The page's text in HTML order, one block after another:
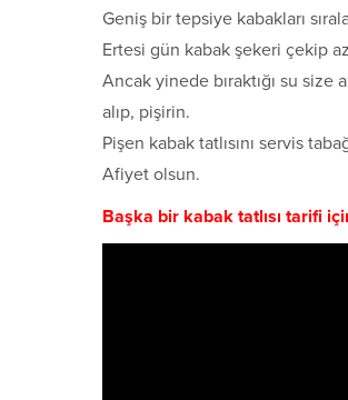
Geniş bir tepsiye kabakları
Ertesi gün kabak şekeri çekip
Ancak yinede bıraktığı su size
alıp, pişirin.
Pişen kabak tatlısını servis
Afiyet olsun.
Başka bir kabak tatlısı tarifi